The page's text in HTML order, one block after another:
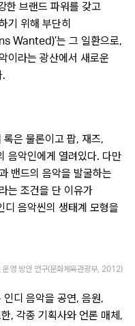
한 브랜드 파워를 갖고
기 위해 부단히
Wanted)’는 그 일환으로,
이라는 광산에서 새로운
.
은 물론이고 팝, 재즈,
음악인에게 열려있다. 다만
밴드의 음악을 발굴하는
는 조건을 단 이유가
디 음악씬의 생태계 모형을
영 방안 연구(문화체육관광부, 2012)
디 음악을 공연, 음원,
, 각종 기획사와 언론 매체,